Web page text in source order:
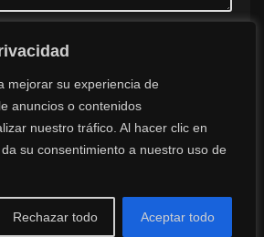
mejorar su experiencia de
anuncios o contenidos
nuestro tráfico. Al hacer clic en
su consentimiento a nuestro uso de
Rechazar todo Aceptar todo
electrónico y web en este